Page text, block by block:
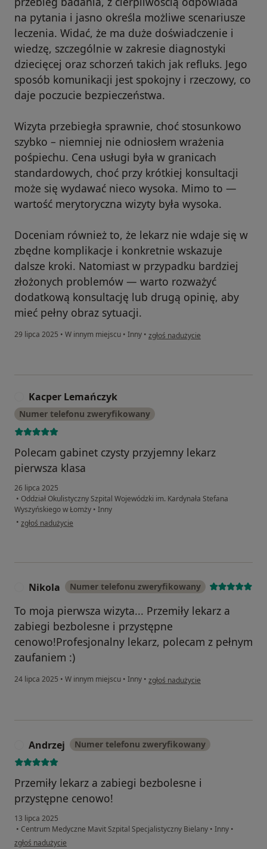
na pytania i jasno określa możliwe scenariusze
leczenia. Widać, że ma duże doświadczenie i
wiedzę, szczególnie w zakresie diagnostyki
dziecięcej oraz schorzeń takich jak refluks. Jego
sposób komunikacji jest spokojny i rzeczowy, co
daje poczucie bezpieczeństwa.
Wizyta przebiegła sprawnie, choć stosunkowo
szybko – niemniej nie odniosłem wrażenia
pośpiechu. Cena usługi była w granicach
standardowych, choć przy krótkiej konsultacji
może się wydawać nieco wysoka. Mimo to —
wartość merytoryczna wizyty była wysoka.
Doceniam również to, że lekarz nie wdaje się w
zbędne komplikacje i konkretnie wskazuje
dalsze kroki. Natomiast w przypadku bardziej
złożonych problemów — warto rozważyć
dodatkową konsultację lub drugą opinię, aby
mieć pełny obraz sytuacji.
29 lipca 2025 • W innym miejscu • Inny • w opinii użytkownika KP
zgłoś nadużycie
Kacper Lemańczyk
Numer telefonu zweryfikowany
Polecam gabinet czysty przyjemny lekarz
pierwsza klasa
26 lipca 2025
• Oddział Okulistyczny Szpital Wojewódzki im. Kardynała Stefana
Wyszyńskiego w Łomży • Inny
• w opinii użytkownika Kacper Lemańczyk
zgłoś nadużycie
Nikola Numer telefonu zweryfikowany
To moja pierwsza wizyta... Przemiły lekarz a
zabiegi bezbolesne i przystępne
cenowo!Profesjonalny lekarz, polecam z pełnym
zaufaniem :)
24 lipca 2025 • W innym miejscu • Inny • w opinii użytkownika Nikola
zgłoś nadużycie
Andrzej Numer telefonu zweryfikowany
Przemiły lekarz a zabiegi bezbolesne i
przystępne cenowo!
13 lipca 2025
• Centrum Medyczne Mavit Szpital Specjalistyczny Bielany • Inny •
w opinii użytkownika Andrzej
zgłoś nadużycie